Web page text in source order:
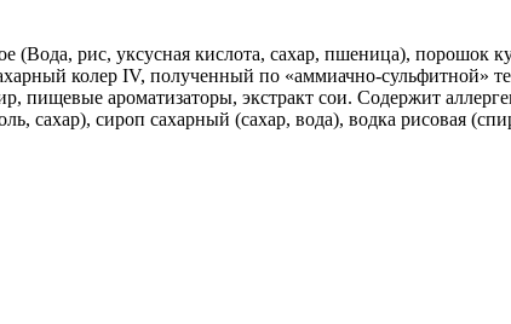
рис, уксусная кислота, сахар, пшеница), порошок
колер IV, полученный по «аммиачно-сульфитной»
ароматизаторы, экстракт сои. Содержит
сироп сахарный (сахар, вода), водка рисовая